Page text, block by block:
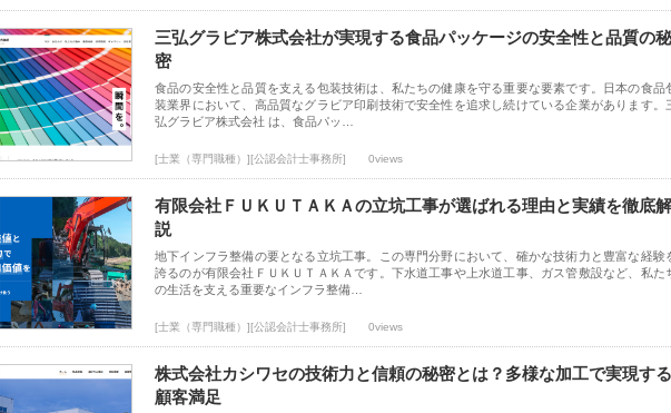
三弘グラビア株式会社が実現する食品パッケージの安全性と品質の秘
密
食品の安全性と品質を支える包装技術は、私たちの健康を守る重要な要素です。日本の食品
装業界において、高品質なグラビア印刷技術で安全性を追求し続けている企業があります。
弘グラビア株式会社 は、食品パッ…
[士業（専門職種）][公認会計士事務所] 0views
有限会社ＦＵＫＵＴＡＫＡの立坑工事が選ばれる理由と実績を徹底解
説
地下インフラ整備の要となる立坑工事。この専門分野において、確かな技術力と豊富な経験
誇るのが有限会社ＦＵＫＵＴＡＫＡです。下水道工事や上水道工事、ガス管敷設など、私た
の生活を支える重要なインフラ整備…
[士業（専門職種）][公認会計士事務所] 0views
株式会社カシワセの技術力と信頼の秘密とは？多様な加工で実現する
顧客満足